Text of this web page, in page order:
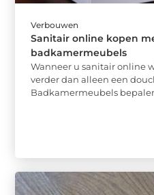
Verbouwen
Sanitair online kopen
badkamermeubels
Wanneer u sanitair online
verder dan alleen een
Badkamermeubels